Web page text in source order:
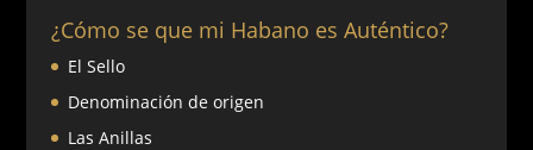
¿Cómo se que mi Habano es Auténtico?
El Sello
Denominación de origen
Las Anillas